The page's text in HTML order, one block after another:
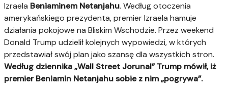
Izraela Beniaminem Netanjahu. Według otoczenia
amerykańskiego prezydenta, premier Izraela hamuje
działania pokojowe na Bliskim Wschodzie. Przez weekend
Donald Trump udzielił kolejnych wypowiedzi, w których
przedstawiał swój plan jako szansę dla wszystkich stron.
Według dziennika „Wall Street Jorunal” Trump mówił, iż
premier Beniamin Netanjahu sobie z nim „pogrywa”.